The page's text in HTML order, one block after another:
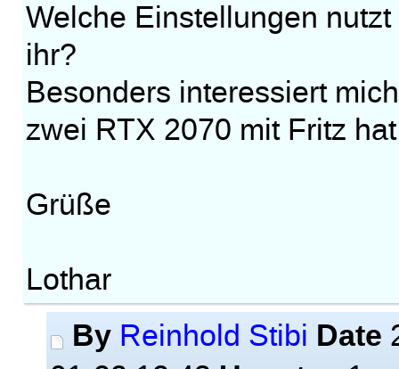
Welche Einstellungen
ihr?
Besonders interessiert
zwei RTX 2070 mit Fritz
Grüße
Lothar
By Reinhold Stibi Date